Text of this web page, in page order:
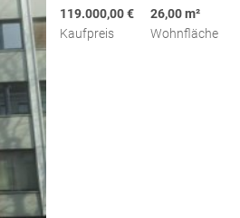
119.000,00 €
Kaufpreis
26,00 m²
Wohnfläche